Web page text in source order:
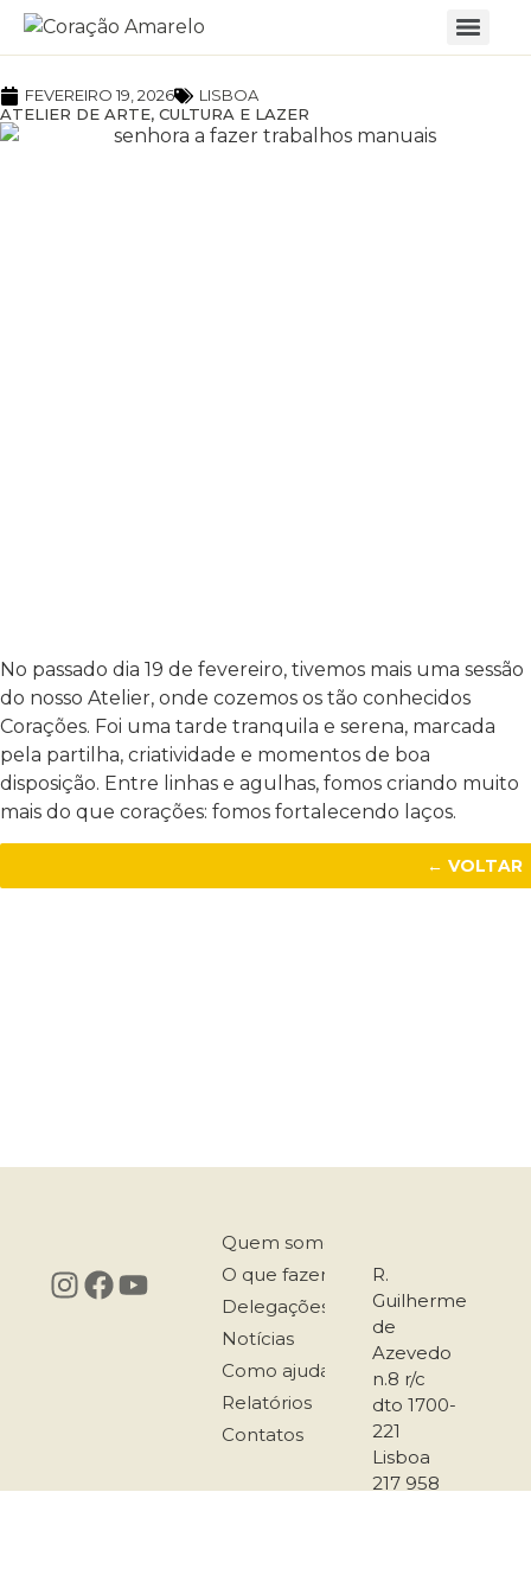
FEVEREIRO 19, 2026
LISBOA
ATELIER DE ARTE, CULTURA E LAZER
No passado dia 19 de fevereiro, tivemos mais uma sessão
do nosso Atelier, onde cozemos os tão conhecidos
Corações. Foi uma tarde tranquila e serena, marcada
pela partilha, criatividade e momentos de boa
disposição. Entre linhas e agulhas, fomos criando muito
mais do que corações: fomos fortalecendo laços.
← VOLTAR
Quem somos
O que fazemos
Delegações
Notícias
Como ajudar
Relatórios
Contatos
R.
Guilherme
de
Azevedo
n.8 r/c
dto 1700-
221
Lisboa
217 958